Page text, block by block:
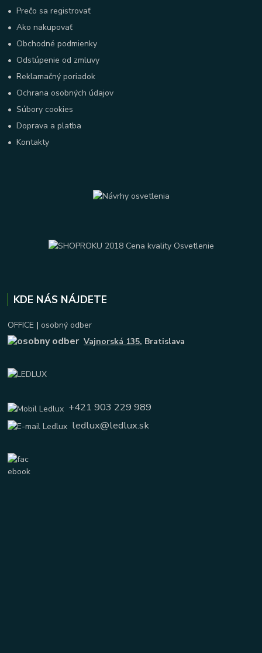
•Prečo sa registrovať
•Ako nakupovať
• Obchodné podmienky
• Odstúpenie od zmluvy
•Reklamačný poriadok
• Ochrana osobných údajov
•Súbory cookies
•Doprava a platba
•Kontakty
KDE NÁS NÁJDETE
OFFICE | osobný odber
Vajnorská 135, Bratislava
+421 903 229 989
ledlux@ledlux.sk